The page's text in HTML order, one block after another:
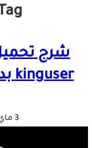
Tag:
kinguser بدون روت للأندرويد
3 ماي، 2024